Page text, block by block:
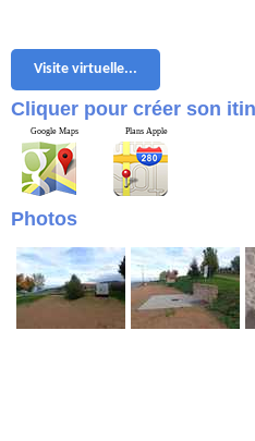
Visite virtuelle...
Cliquer pour créer son
Google Maps Plans Apple
Photos